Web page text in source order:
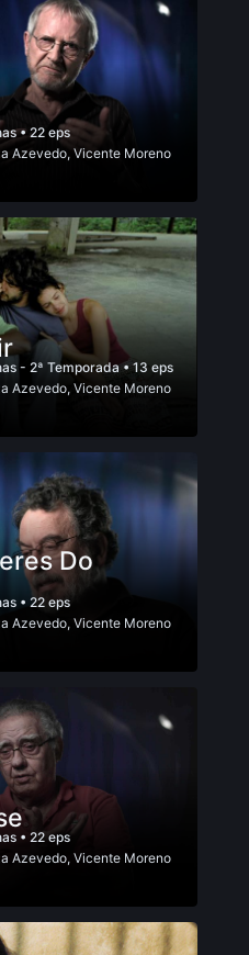
• 22 eps
Azevedo, Vicente Moreno
- 2ª Temporada• 13 eps
Azevedo, Vicente Moreno
Do
• 22 eps
Azevedo, Vicente Moreno
• 22 eps
Azevedo, Vicente Moreno